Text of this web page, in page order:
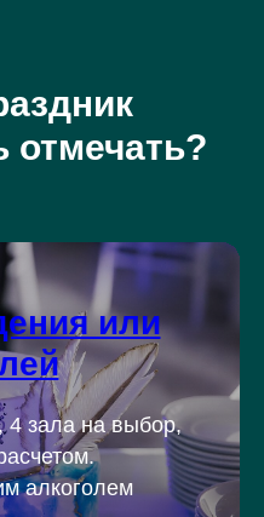
отмечать?
или
зала на выбор,
алкоголем